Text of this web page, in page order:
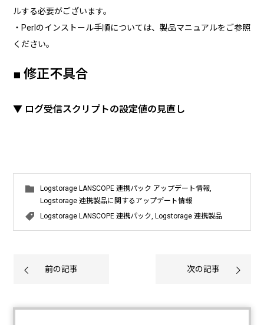
ルする必要がございます。
・Perlのインストール手順については、製品マニュアルをご参照
ください。
■ 修正不具合
▼ ログ受信スクリプトの設定値の見直し
Logstorage LANSCOPE 連携パック アップデート情報
Logstorage 連携製品に関するアップデート情報
Logstorage LANSCOPE 連携パック ,Logstorage 連携製品
前の記事 次の記事